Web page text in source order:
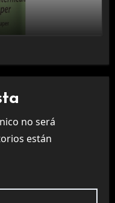
no será
están